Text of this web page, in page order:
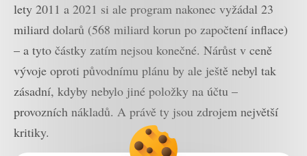
lety 2011 a 2021 si ale program nakonec vyžádal 23
miliard dolarů (568 miliard korun po započtení inflace)
– a tyto částky zatím nejsou konečné. Nárůst v ceně
vývoje oproti původnímu plánu by ale ještě nebyl tak
zásadní, kdyby nebylo jiné položky na účtu –
provozních nákladů. A právě ty jsou zdrojem největší
kritiky.